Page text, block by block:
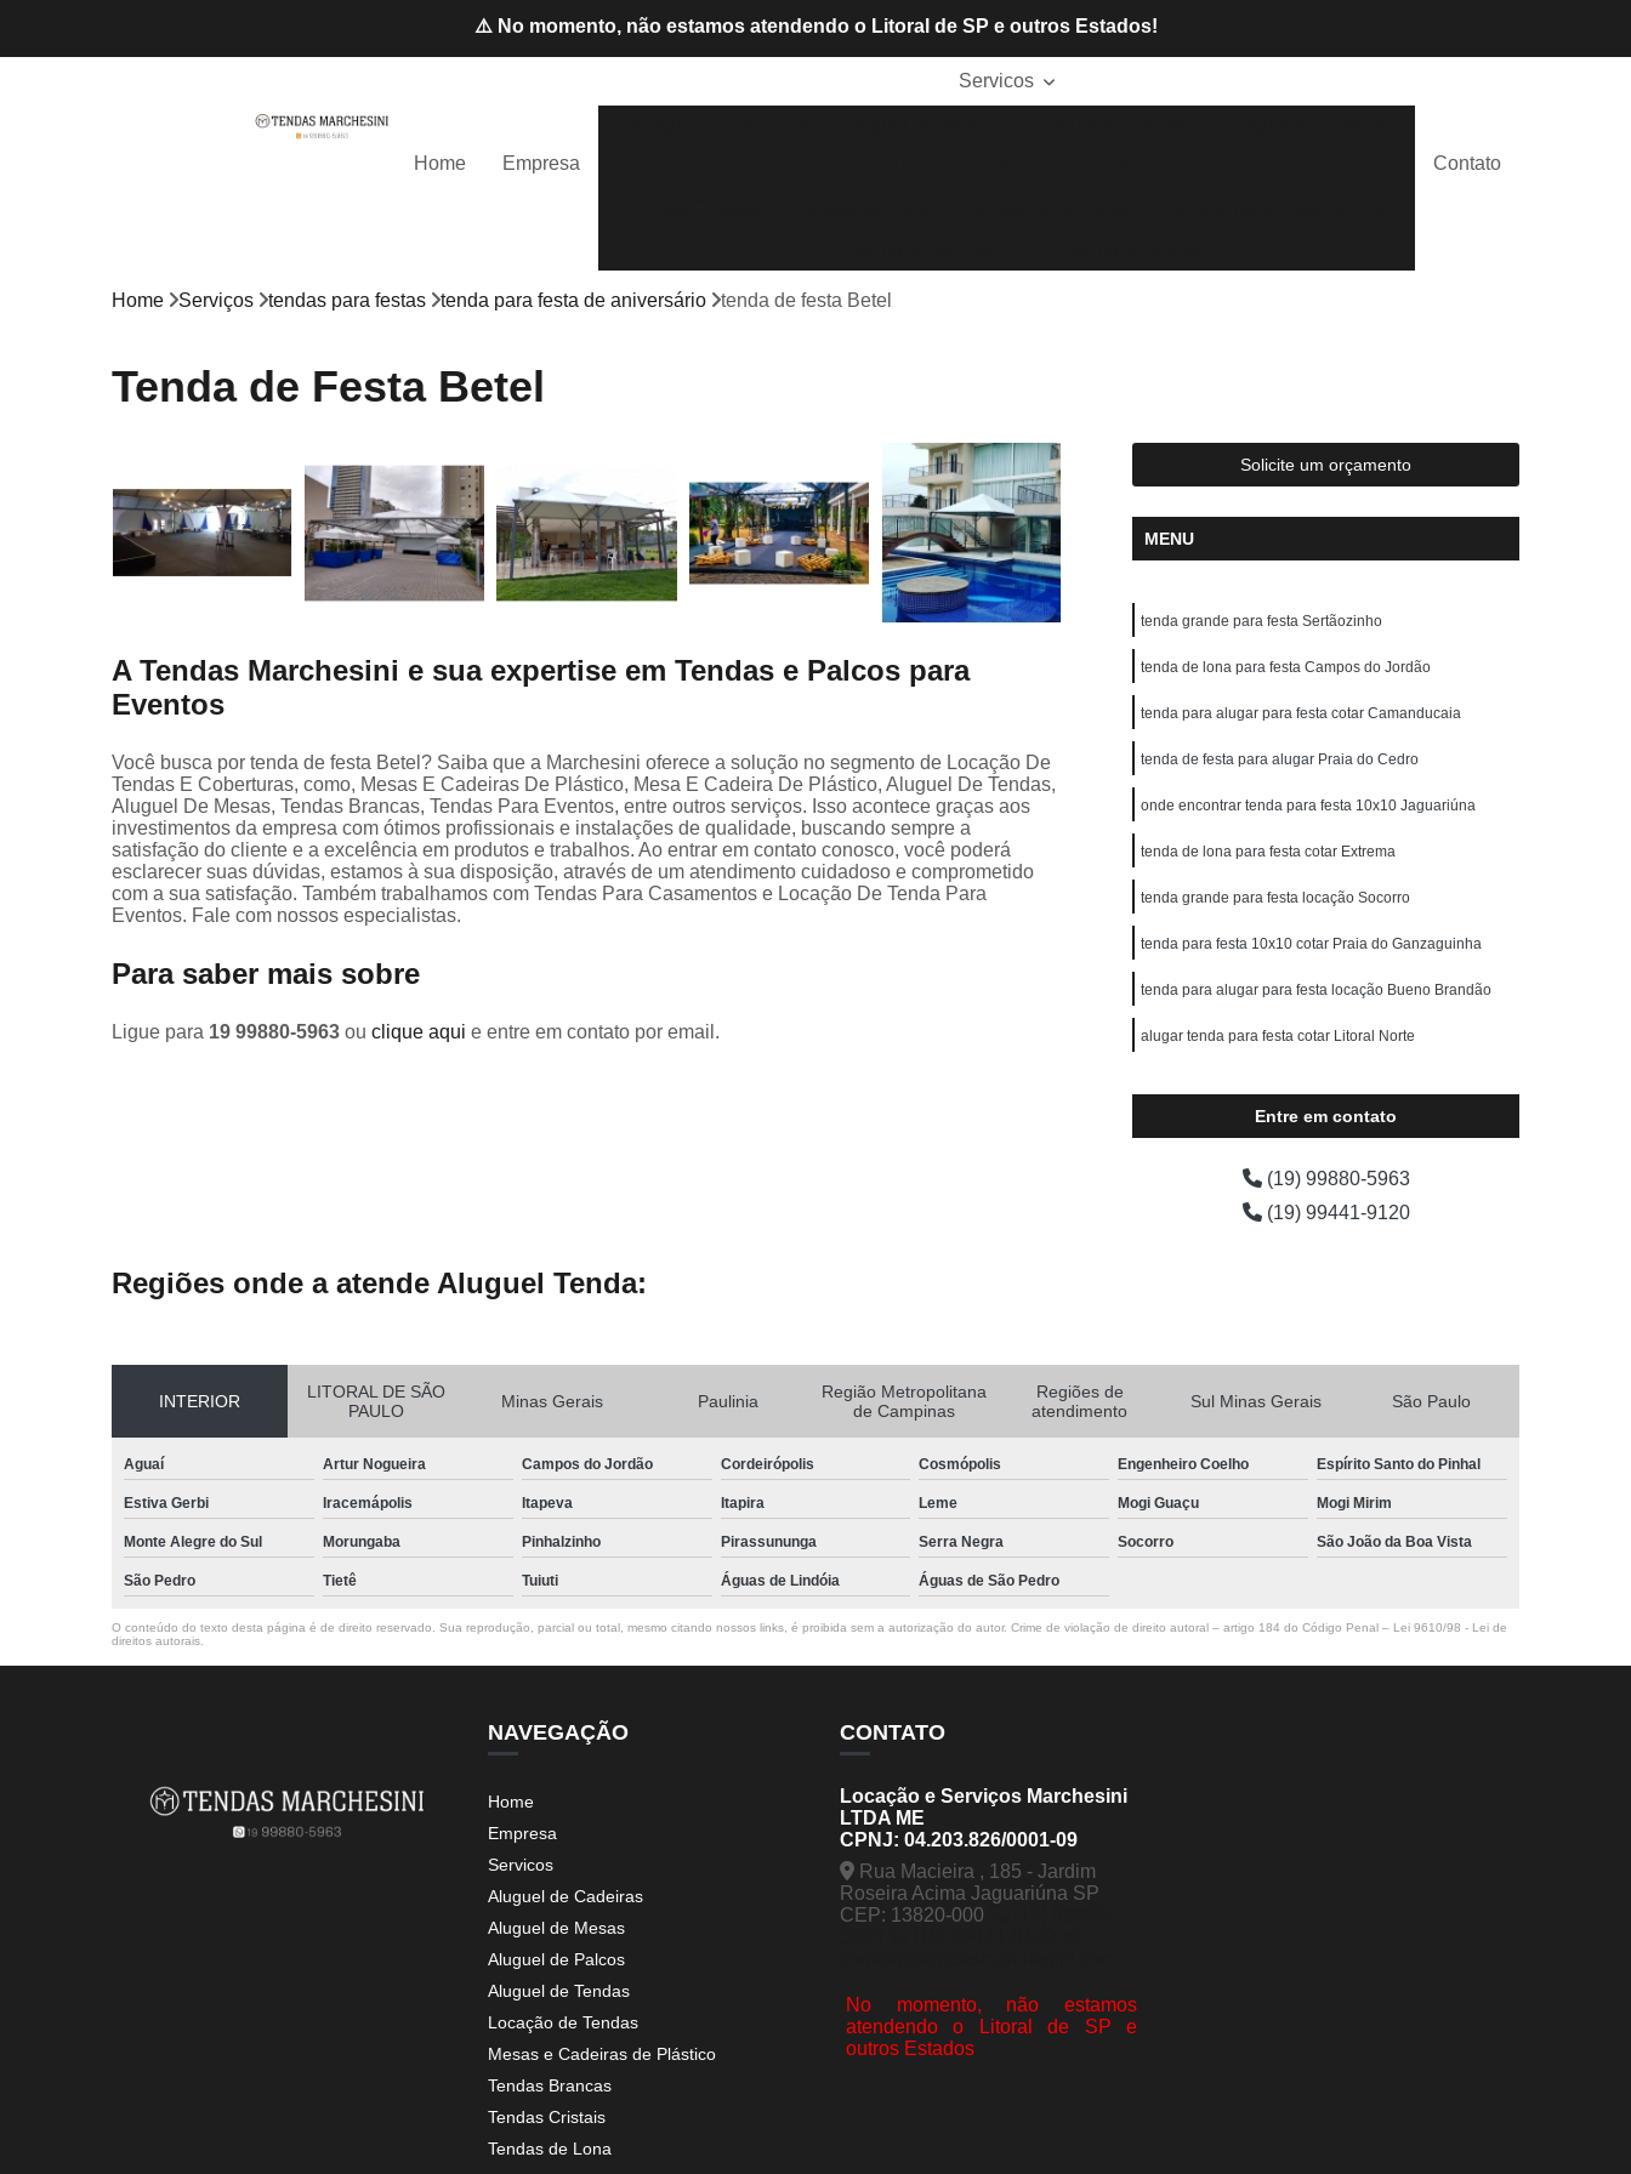
⚠️ No momento, não estamos atendendo o Litoral de SP e outros Estados!
Home Empresa
Servicos
Contato
Home Serviços tendas para festas tenda para festa de aniversário tenda de festa Betel
Tenda de Festa Betel
A Tendas Marchesini e sua expertise em Tendas e Palcos para
Eventos
Você busca por tenda de festa Betel? Saiba que a Marchesini oferece a solução no segmento de Locação De
Tendas E Coberturas, como, Mesas E Cadeiras De Plástico, Mesa E Cadeira De Plástico, Aluguel De Tendas,
Aluguel De Mesas, Tendas Brancas, Tendas Para Eventos, entre outros serviços. Isso acontece graças aos
investimentos da empresa com ótimos profissionais e instalações de qualidade, buscando sempre a
satisfação do cliente e a excelência em produtos e trabalhos. Ao entrar em contato conosco, você poderá
esclarecer suas dúvidas, estamos à sua disposição, através de um atendimento cuidadoso e comprometido
com a sua satisfação. Também trabalhamos com Tendas Para Casamentos e Locação De Tenda Para
Eventos. Fale com nossos especialistas.
Para saber mais sobre
Ligue para 19 99880-5963 ou clique aqui e entre em contato por email.
Solicite um orçamento
MENU
tenda grande para festa Sertãozinho
tenda de lona para festa Campos do Jordão
tenda para alugar para festa cotar Camanducaia
tenda de festa para alugar Praia do Cedro
onde encontrar tenda para festa 10x10 Jaguariúna
tenda de lona para festa cotar Extrema
tenda grande para festa locação Socorro
tenda para festa 10x10 cotar Praia do Ganzaguinha
tenda para alugar para festa locação Bueno Brandão
alugar tenda para festa cotar Litoral Norte
Entre em contato
(19) 99880-5963
(19) 99441-9120
Regiões onde a atende Aluguel Tenda:
INTERIOR
LITORAL DE SÃO
PAULO
Minas Gerais Paulinia
Região Metropolitana
de Campinas
Regiões de
atendimento
Sul Minas Gerais São Paulo
Aguaí Artur Nogueira Campos do Jordão Cordeirópolis Cosmópolis Engenheiro Coelho Espírito Santo do Pinhal
Estiva Gerbi Iracemápolis Itapeva Itapira Leme Mogi Guaçu Mogi Mirim
Monte Alegre do Sul Morungaba Pinhalzinho Pirassununga Serra Negra Socorro São João da Boa Vista
São Pedro Tietê Tuiuti Águas de Lindóia Águas de São Pedro
O conteúdo do texto desta página é de direito reservado. Sua reprodução, parcial ou total, mesmo citando nossos links, é proibida sem a autorização do autor. Crime de violação de direito autoral – artigo 184 do Código Penal – Lei 9610/98 - Lei de
direitos autorais
NAVEGAÇÃO
Home
Empresa
Servicos
Aluguel de Cadeiras
Aluguel de Mesas
Aluguel de Palcos
Aluguel de Tendas
Locação de Tendas
Mesas e Cadeiras de Plástico
Tendas Brancas
Tendas Cristais
Tendas de Lona
CONTATO
Locação e Serviços Marchesini
LTDA ME
CPNJ: 04.203.826/0001-09
Rua Macieira , 185 - Jardim
Roseira Acima Jaguariúna SP
CEP: 13820-000
No momento, não estamos
atendendo o Litoral de SP e
outros Estados